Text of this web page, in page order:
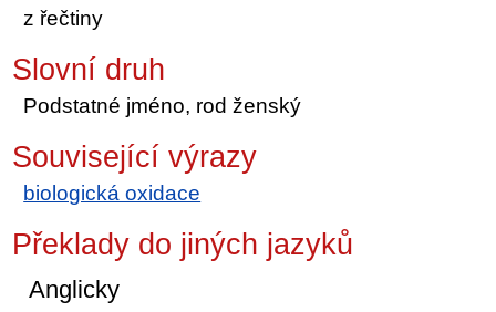
z řečtiny
Slovní druh
Podstatné jméno, rod ženský
Související výrazy
biologická oxidace
Překlady do jiných jazyků
Anglicky